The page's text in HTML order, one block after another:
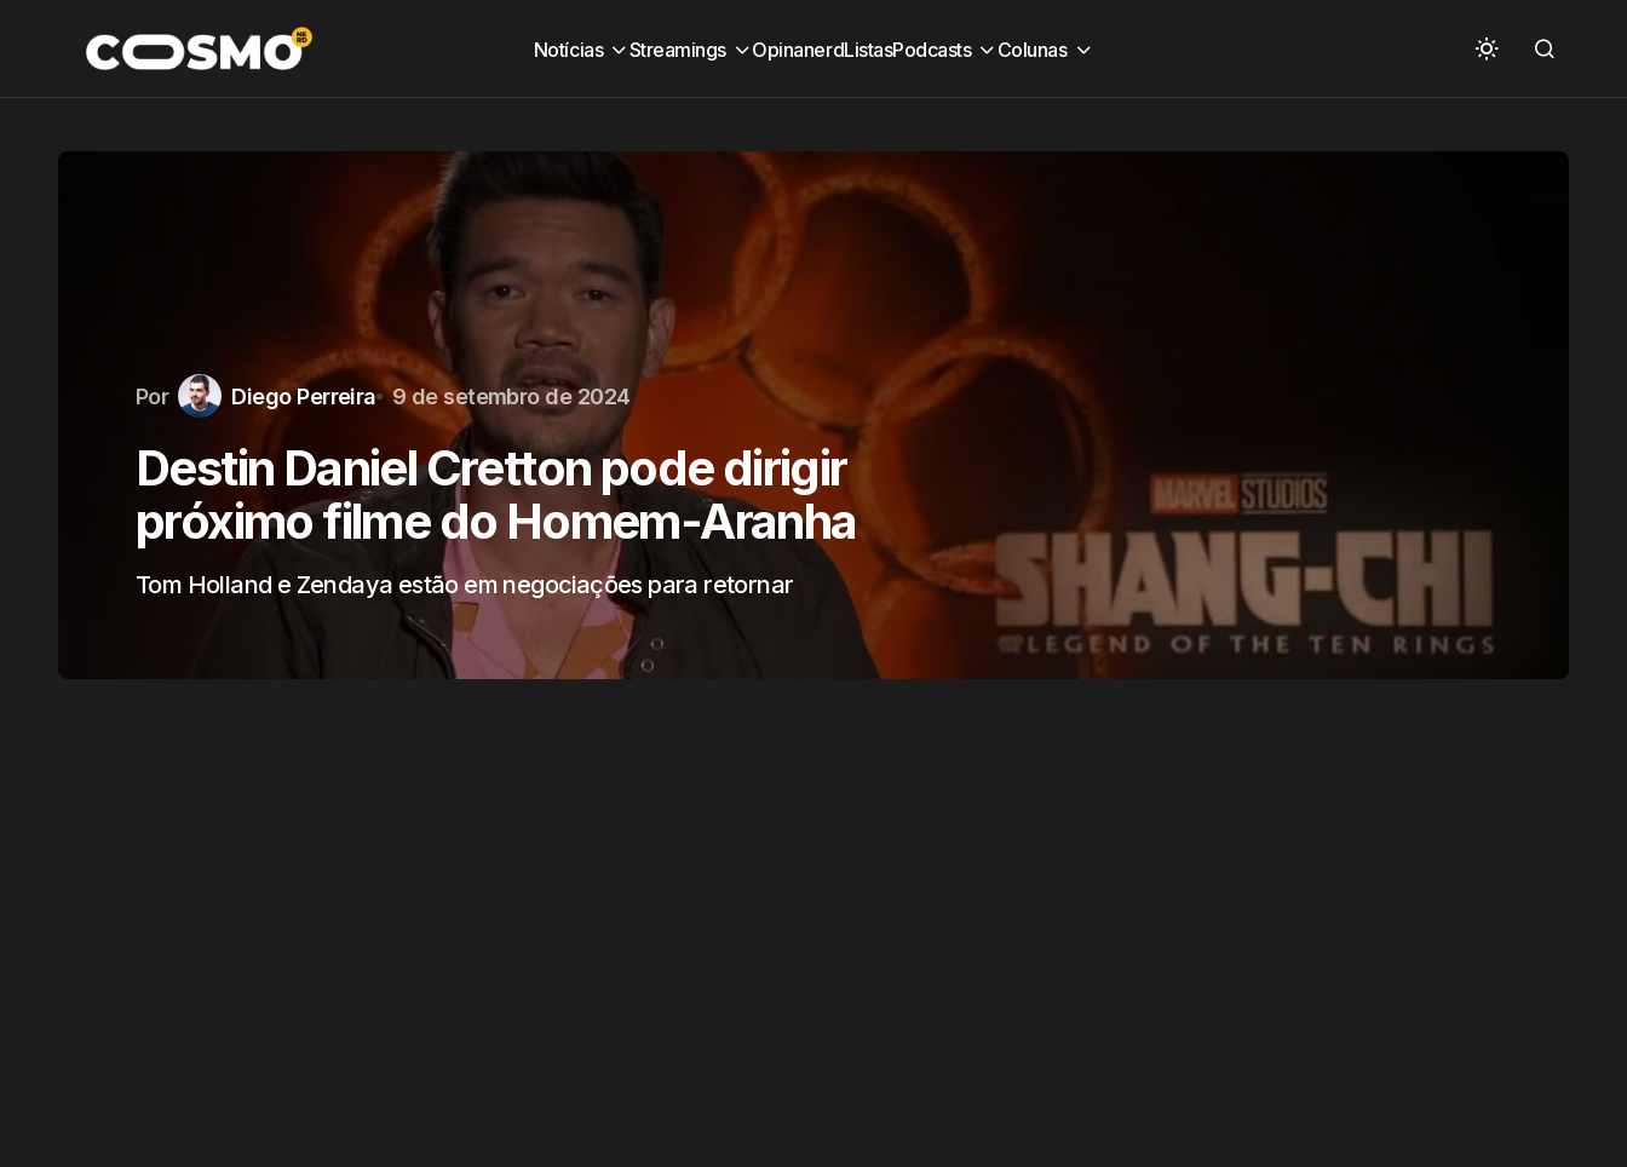
Notícias Streamings OpinanerdListasPodcasts Colunas
Por Diego Perreira 9 de setembro de 2024
Destin Daniel Cretton pode dirigir
próximo filme do Homem-Aranha
Tom Holland e Zendaya estão em negociações para retornar